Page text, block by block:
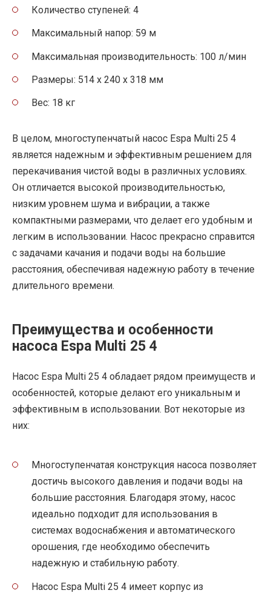
Количество ступеней: 4
Максимальный напор: 59 м
Максимальная производительность: 100 л/мин
Размеры: 514 x 240 x 318 мм
Вес: 18 кг
В целом, многоступенчатый насос Espa Multi 25 4
является надежным и эффективным решением для
перекачивания чистой воды в различных условиях.
Он отличается высокой производительностью,
низким уровнем шума и вибрации, а также
компактными размерами, что делает его удобным и
легким в использовании. Насос прекрасно справится
с задачами качания и подачи воды на большие
расстояния, обеспечивая надежную работу в течение
длительного времени.
Преимущества и особенности
насоса Espa Multi 25 4
Насос Espa Multi 25 4 обладает рядом преимуществ и
особенностей, которые делают его уникальным и
эффективным в использовании. Вот некоторые из
них:
Многоступенчатая конструкция насоса позволяет
достичь высокого давления и подачи воды на
большие расстояния. Благодаря этому, насос
идеально подходит для использования в
системах водоснабжения и автоматического
орошения, где необходимо обеспечить
надежную и стабильную работу.
Насос Espa Multi 25 4 имеет корпус из